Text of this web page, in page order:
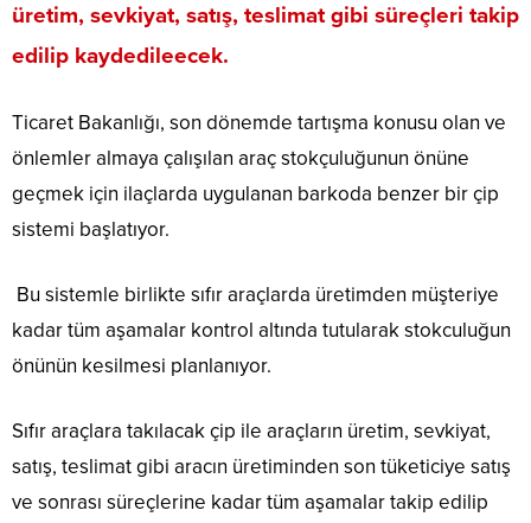
üretim, sevkiyat, satış, teslimat gibi süreçleri takip
edilip kaydedileecek.
Ticaret Bakanlığı, son dönemde tartışma konusu olan ve
önlemler almaya çalışılan araç stokçuluğunun önüne
geçmek için ilaçlarda uygulanan barkoda benzer bir çip
sistemi başlatıyor.
Bu sistemle birlikte sıfır araçlarda üretimden müşteriye
kadar tüm aşamalar kontrol altında tutularak stokculuğun
önünün kesilmesi planlanıyor.
Sıfır araçlara takılacak çip ile araçların üretim, sevkiyat,
satış, teslimat gibi aracın üretiminden son tüketiciye satış
ve sonrası süreçlerine kadar tüm aşamalar takip edilip